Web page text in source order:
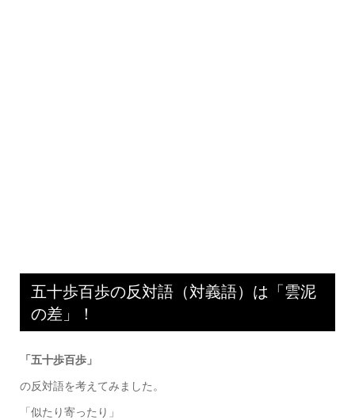
五十歩百歩の反対語（対義語）は「雲泥
の差」！
「五十歩百歩」
の反対語を考えてみました。
「似たり寄ったり」